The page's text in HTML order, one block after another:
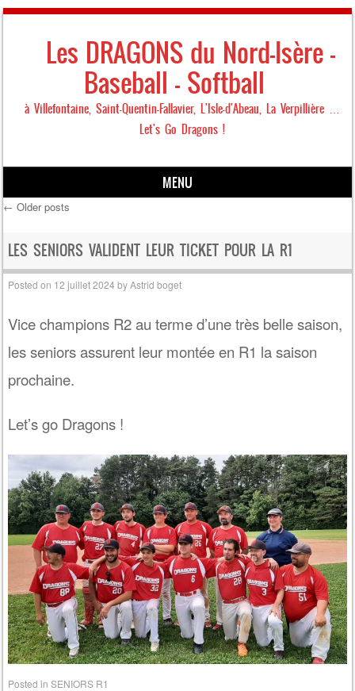
Les DRAGONS du Nord-Isère –
Baseball – Softball
à Villefontaine, Saint-Quentin-Fallavier, L'Isle-d'Abeau, La Verpillière …
Let's Go Dragons !
MENU
Skip to content
Post navigation
← Older posts
LES SENIORS VALIDENT LEUR TICKET POUR LA R1
Posted on 12 juillet 2024 byAstrid boget
Vice champions R2 au terme d’une très belle saison,
les seniors assurent leur montée en R1 la saison
prochaine.
Let’s go Dragons !
Posted inSENIORS R1